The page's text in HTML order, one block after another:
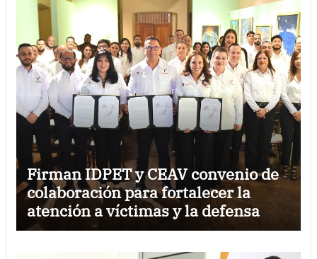
Firman IDPET y CEAV convenio de
colaboración para fortalecer la
atención a víctimas y la defensa
jurídica en Tamaulipas